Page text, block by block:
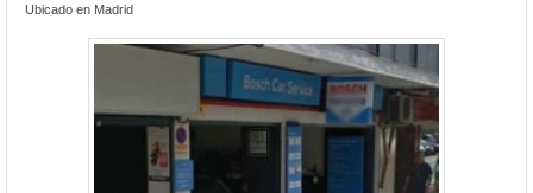
Ubicado en Madrid